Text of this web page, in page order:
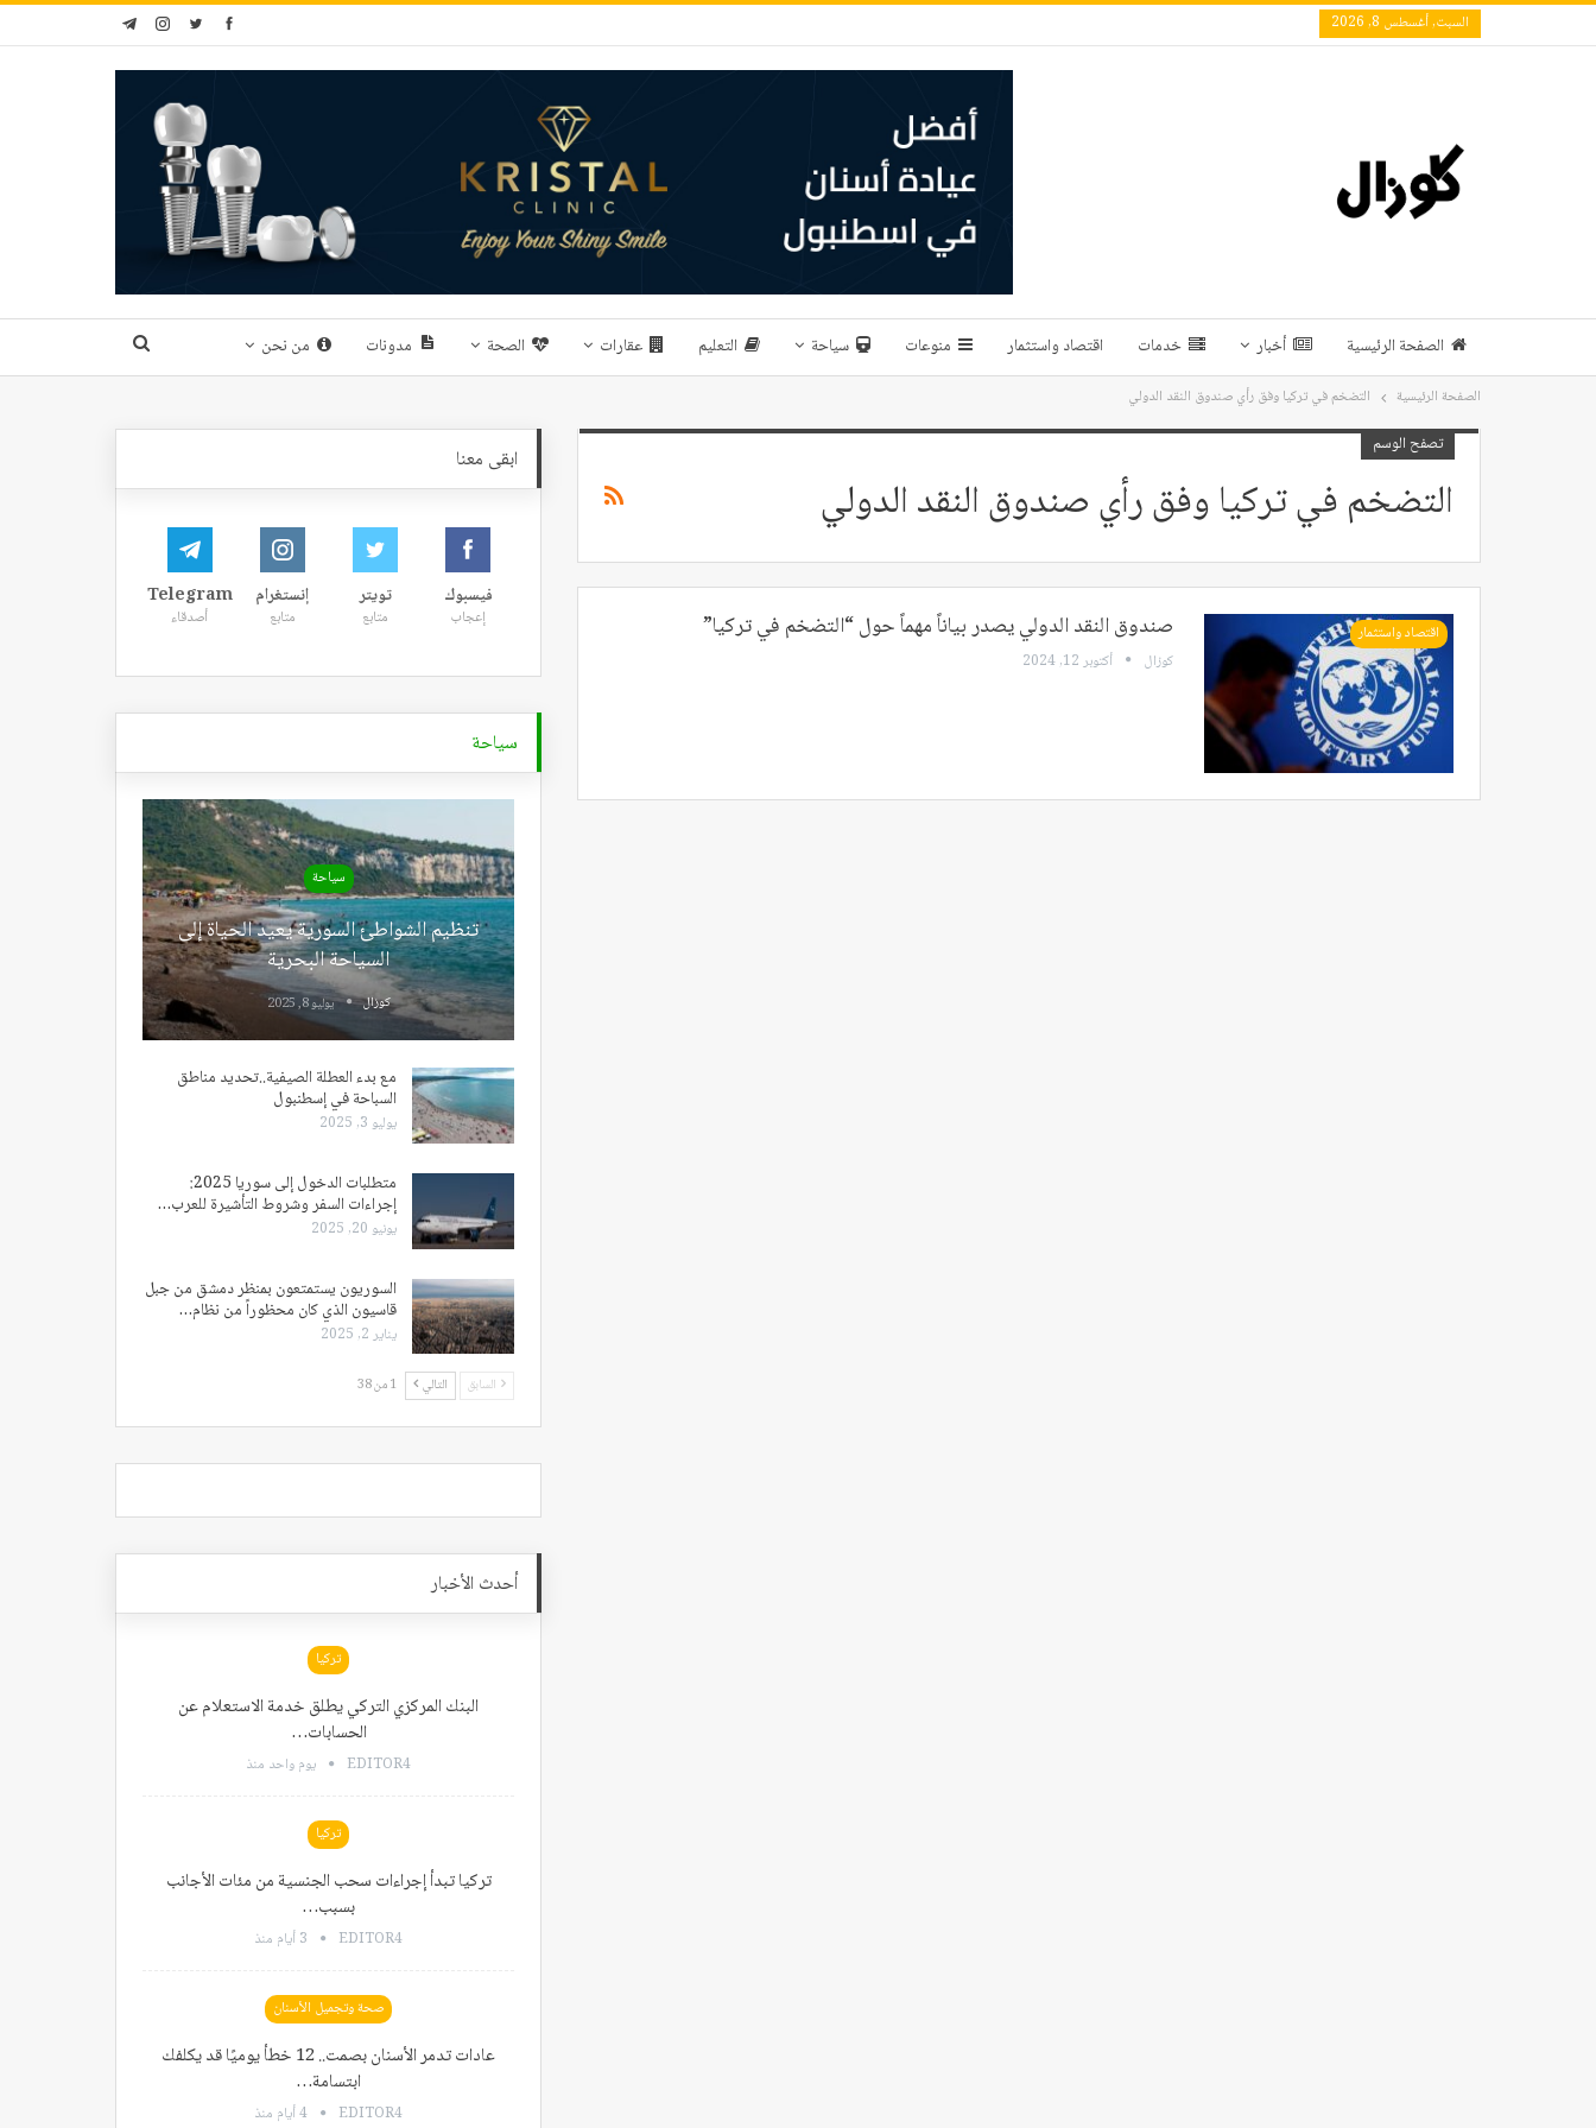
السبت, أغسطس 8, 2026
الصفحة الرئيسية أخبار خدمات اقتصاد واستثمار منوعات سياحة التعليم عقارات الصحة مدونات من نحن
الصفحة الرئيسية التضخم في تركيا وفق رأي صندوق النقد الدولي
تصفح الوسم
التضخم في تركيا وفق رأي صندوق النقد الدولي
اقتصاد واستثمار صندوق النقد الدولي يصدر بياناً مهماً حول “التضخم في تركيا”
كوزال أكتوبر 12, 2024
ابقى معنا
فيسبوك
إعجاب
تويتر
متابع
إنستغرام
متابع
Telegram
أصدقاء
سياحة
سياحة
تنظيم الشواطئ السورية يعيد الحياة إلى
السياحة البحرية
كوزال يوليو 8, 2025
مع بدء العطلة الصيفية..تحديد مناطق
السباحة في إسطنبول
يوليو 3, 2025
متطلبات الدخول إلى سوريا 2025:
إجراءات السفر وشروط التأشيرة للعرب…
يونيو 20, 2025
السوريون يستمتعون بمنظر دمشق من جبل
قاسيون الذي كان محظوراً من نظام…
يناير 2, 2025
السابق التالي 1 من 38
أحدث الأخبار
تركيا
البنك المركزي التركي يطلق خدمة الاستعلام عن
الحسابات…
EDITOR4 يوم واحد منذ
تركيا
تركيا تبدأ إجراءات سحب الجنسية من مئات الأجانب
بسبب…
EDITOR4 3 أيام منذ
صحة وتجميل الأسنان
عادات تدمر الأسنان بصمت.. 12 خطأ يوميًا قد يكلفك
ابتسامة…
EDITOR4 4 أيام منذ